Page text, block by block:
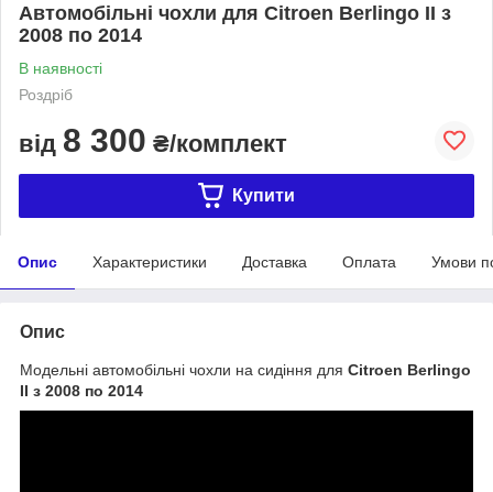
Автомобільні чохли для Citroen Berlingo II з
2008 по 2014
В наявності
Роздріб
від 8 300 ₴/комплект
Купити
Опис Характеристики Доставка Оплата Умови
Опис
Модельні автомобільні чохли на сидіння для Citroen Berlingo
II з 2008 по 2014